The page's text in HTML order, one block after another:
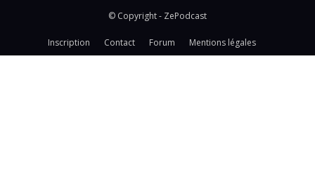
© Copyright - ZePodcast
Inscription Contact Forum Mentions légales